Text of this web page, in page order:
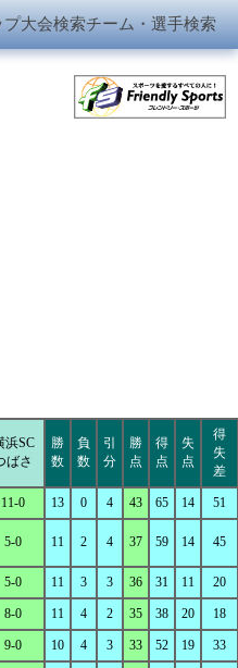
プ大会検索チーム・選手検索
浜SC
ばさ
勝
数
負
数
引
分
勝
点
得
点
失
点
得
失
差
11-0 13 0 4 43 65 14 51
5-0 11 2 4 37 59 14 45
5-0 11 3 3 36 31 11 20
8-0 11 4 2 35 38 20 18
9-0 10 4 3 33 52 19 33